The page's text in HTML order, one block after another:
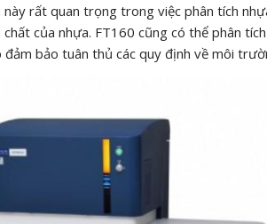
này rất quan trọng trong việc phân tích
của nhựa. FT160 cũng có thể phân
bảo tuân thủ các quy định về môi